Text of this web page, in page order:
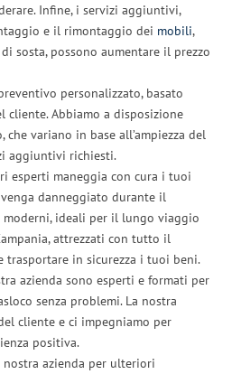
Infine, i servizi aggiuntivi,
e il rimontaggio dei mobili,
sosta, possono aumentare il prezzo
personalizzato, basato
cliente. Abbiamo a disposizione
variano in base all’ampiezza del
aggiuntivi richiesti.
esperti maneggia con cura i tuoi
danneggiato durante il
ideali per il lungo viaggio
attrezzati con tutto il
trasportare in sicurezza i tuoi beni.
azienda sono esperti e formati per
senza problemi. La nostra
cliente e ci impegniamo per
positiva.
azienda per ulteriori